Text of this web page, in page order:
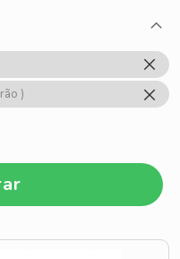
Esse
Item
)
Esse